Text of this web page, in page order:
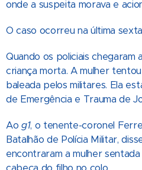
onde a suspeita morava e
O caso ocorreu na última
Quando os policiais chegaram
criança morta. A mulher
baleada pelos militares. Ela
de Emergência e Trauma de
Aog1, o tenente-coronel
Batalhão de Polícia Militar,
encontraram a mulher